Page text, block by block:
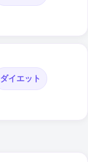
ダイエット